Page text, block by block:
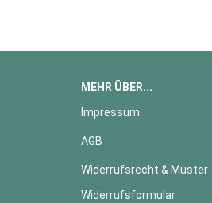
MEHR ÜBER...
Impressum
AGB
Widerrufsrecht & Muster-
Widerrufsformular